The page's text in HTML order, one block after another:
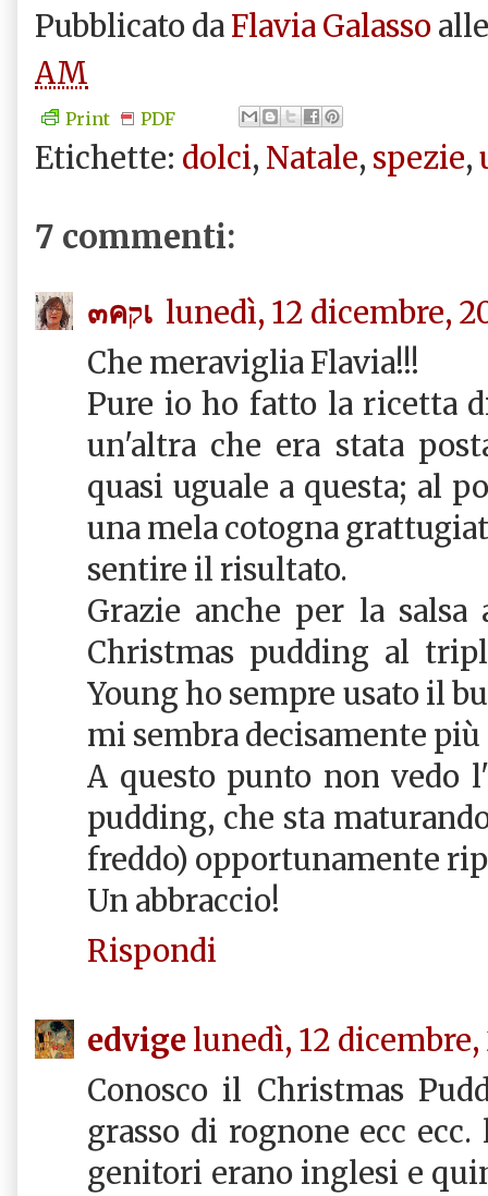
Pubblicato da Flavia Galasso
AM
Print PDF
Etichette: dolci, Natale, spezie,
7 commenti:
๓คקเ lunedì, 12 dicembre,
Che meraviglia Flavia!!!
Pure io ho fatto la ricetta
un'altra che era stata
quasi uguale a questa; al
una mela cotogna
sentire il risultato.
Grazie anche per la
Christmas pudding al
Young ho sempre usato il
mi sembra decisamente più
A questo punto non vedo
pudding, che sta
freddo) opportunamente
Un abbraccio!
Rispondi
edvige lunedì, 12 dicembre,
Conosco il Christmas
grasso di rognone ecc
genitori erano inglesi e